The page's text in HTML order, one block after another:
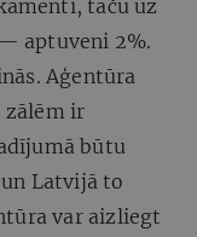
taču uz
aptuveni 2%.
Aģentūra
zālēm ir
būtu
Latvijā to
var aizliegt